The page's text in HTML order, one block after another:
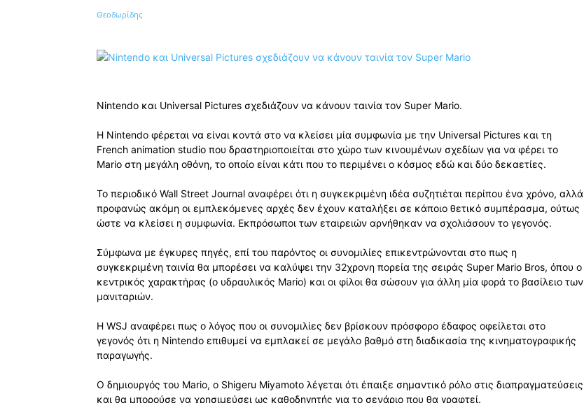
Κοινοποίηση
Nintendo και Universal Pictures σχεδιάζουν να κάνουν ταινία τον Super Mario.
Η Nintendo φέρεται να είναι κοντά στο να κλείσει μία συμφωνία με την Universal Pictures και τη
French animation studio που δραστηριοποιείται στο χώρο των κινουμένων σχεδίων για να φέρει το
Mario στη μεγάλη οθόνη, το οποίο είναι κάτι που το περιμένει ο κόσμος εδώ και δύο δεκαετίες.
Το περιοδικό Wall Street Journal αναφέρει ότι η συγκεκριμένη ιδέα συζητιέται περίπου ένα χρόνο, αλλά
προφανώς ακόμη οι εμπλεκόμενες αρχές δεν έχουν καταλήξει σε κάποιο θετικό συμπέρασμα, ούτως
ώστε να κλείσει η συμφωνία. Εκπρόσωποι των εταιρειών αρνήθηκαν να σχολιάσουν το γεγονός.
Σύμφωνα με έγκυρες πηγές, επί του παρόντος οι συνομιλίες επικεντρώνονται στο πως η
συγκεκριμένη ταινία θα μπορέσει να καλύψει την 32χρονη πορεία της σειράς Super Mario Bros, όπου ο
κεντρικός χαρακτήρας (ο υδραυλικός Mario) και οι φίλοι θα σώσουν για άλλη μία φορά το βασίλειο των
μανιταριών.
Η WSJ αναφέρει πως ο λόγος που οι συνομιλίες δεν βρίσκουν πρόσφορο έδαφος οφείλεται στο
γεγονός ότι η Νintendo επιθυμεί να εμπλακεί σε μεγάλο βαθμό στη διαδικασία της κινηματογραφικής
παραγωγής.
Ο δημιουργός του Mario, ο Shigeru Miyamoto λέγεται ότι έπαιξε σημαντικό ρόλο στις διαπραγματεύσεις
και θα μπορούσε να χρησιμεύσει ως καθοδηγητής για το σενάριο που θα γραφτεί.